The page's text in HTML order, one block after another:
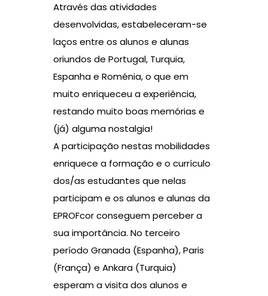
Através das atividades
desenvolvidas, estabeleceram-se
laços entre os alunos e alunas
oriundos de Portugal, Turquia,
Espanha e Roménia, o que em
muito enriqueceu a experiência,
restando muito boas memórias e
(já) alguma nostalgia!
A participação nestas mobilidades
enriquece a formação e o currículo
dos/as estudantes que nelas
participam e os alunos e alunas da
EPROFcor conseguem perceber a
sua importância. No terceiro
período Granada (Espanha), Paris
(França) e Ankara (Turquia)
esperam a visita dos alunos e